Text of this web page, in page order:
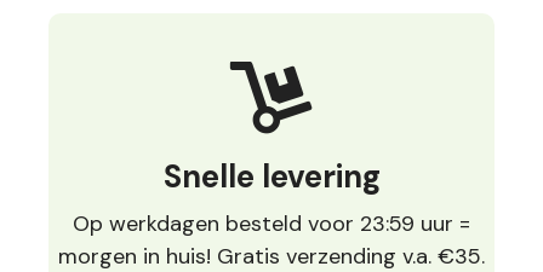
Snelle levering
Op werkdagen besteld voor 23:59 uur =
morgen in huis! Gratis verzending v.a. €35.